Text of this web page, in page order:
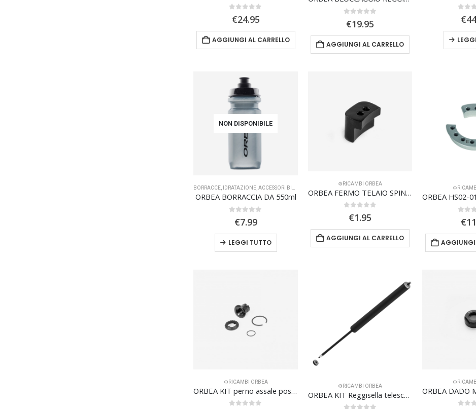
€24.95
AGGIUNGI AL CARRELLO
€19.95
AGGIUNGI AL CARRELLO
€
NON DISPONIBILE
BORRACCE, IDRATAZIONE,ACCESSORI BIKE
ORBEA BORRACCIA DA 550ml
€7.99
LEGGI TUTTO
⚙️RICAMBI ORBEA
ORBEA FERMO TELAIO SPINBLOCK HS02-02
€1.95
AGGIUNGI AL CARRELLO
€
AGGIUNGI
⚙️RICAMBI ORBEA
ORBEA KIT perno assale posteriore f.sosp.20 ⚙️RICAMBI ORBEA
ORBEA KIT Reggisella telescopico OC DP-MC22